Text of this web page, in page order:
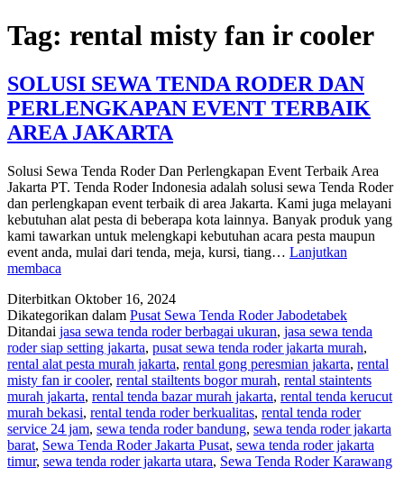
Tag: rental misty fan ir cooler
SOLUSI SEWA TENDA RODER DAN
PERLENGKAPAN EVENT TERBAIK
AREA JAKARTA
Solusi Sewa Tenda Roder Dan Perlengkapan Event Terbaik Area
Jakarta PT. Tenda Roder Indonesia adalah solusi sewa Tenda Roder
dan perlengkapan event terbaik di area Jakarta. Kami juga melayani
kebutuhan alat pesta di beberapa kota lainnya. Banyak produk yang
kami tawarkan untuk melengkapi kebutuhan acara pesta maupun
event anda, mulai dari tenda, meja, kursi, tiang… Lanjutkan
membaca
TENDA
RODER
DAN
PERLENGKAPAN
EVENT
TERBAIK
AREA
JAKARTA
Diterbitkan Oktober 16, 2024
Dikategorikan dalam Pusat Sewa Tenda Roder Jabodetabek
Ditandai jasa sewa tenda roder berbagai ukuran, jasa sewa tenda
roder siap setting jakarta, pusat sewa tenda roder jakarta murah,
rental alat pesta murah jakarta, rental gong peresmian jakarta, rental
misty fan ir cooler, rental stailtents bogor murah, rental staintents
murah jakarta, rental tenda bazar murah jakarta, rental tenda kerucut
murah bekasi, rental tenda roder berkualitas, rental tenda roder
service 24 jam, sewa tenda roder bandung, sewa tenda roder jakarta
barat, Sewa Tenda Roder Jakarta Pusat, sewa tenda roder jakarta
timur, sewa tenda roder jakarta utara, Sewa Tenda Roder Karawang